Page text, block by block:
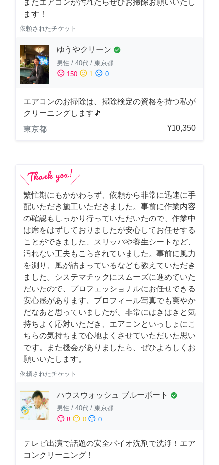
またエアコンが汚れたらぜひお掃除お願いいたし
ます！
依頼されたチケット
ゆうやクリーン check_circle
男性 / 40代 / 東京都
sentiment_satisfied 150 sentiment_neutral 1 sentiment_dissatisfied 0
エアコンのお掃除は、掃除検定の資格を持つ私が
クリーニングします🎵
東京都
¥10,350
繁忙期にもかかわらず、依頼から非常に迅速に手
配いただき施工いただきました。事前に作業内容
の確認もしっかり行っていただいたので、作業中
は席をはずしておりましたが安心してお任せする
ことができました。スリッパや養生シートなど、
汚れない工夫もこらされていました。事前に風力
を測り、風が詰まっているなども教えていただき
ました。システマチックにスムーズに進めていた
だいたので、プロフェッショナルにお任せできる
安心感があります。プロフィール写真でも爽やか
だなあと思っていましたが、非常にはきはきと気
持ちよく応対いただき、エアコンといっしょにこ
ちらの気持ちまで心地よくさせていただいた思い
です。また機会がありましたら、ぜひよろしくお
願いいたします。
依頼されたチケット
ハウスウォッシュ ブルーポート check_circle
男性 / 40代 / 東京都
sentiment_satisfied 8 sentiment_neutral 0 sentiment_dissatisfied 0
テレビ出演で話題の安全バイオ洗剤で洗浄！エア
コンクリーニング！